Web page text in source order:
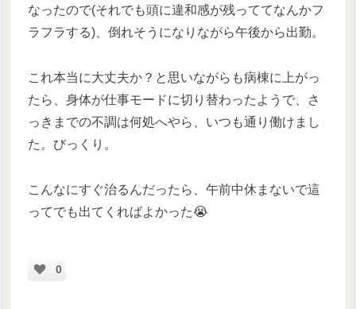
なったので(それでも頭に違和感が残っててなんかフ
ラフラする)、倒れそうになりながら午後から出勤。
これ本当に大丈夫か？と思いながらも病棟に上がっ
たら、身体が仕事モードに切り替わったようで、さ
っきまでの不調は何処へやら、いつも通り働けまし
た。びっくり。
こんなにすぐ治るんだったら、午前中休まないで這
ってでも出てくればよかった😭
0